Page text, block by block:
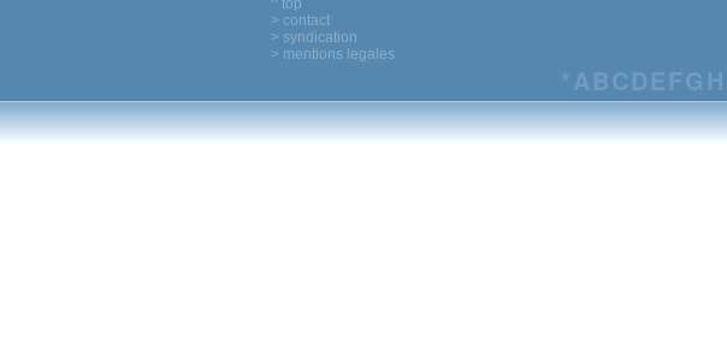
^ top
> contact
> syndication
> mentions legales
*ABCDEFG H